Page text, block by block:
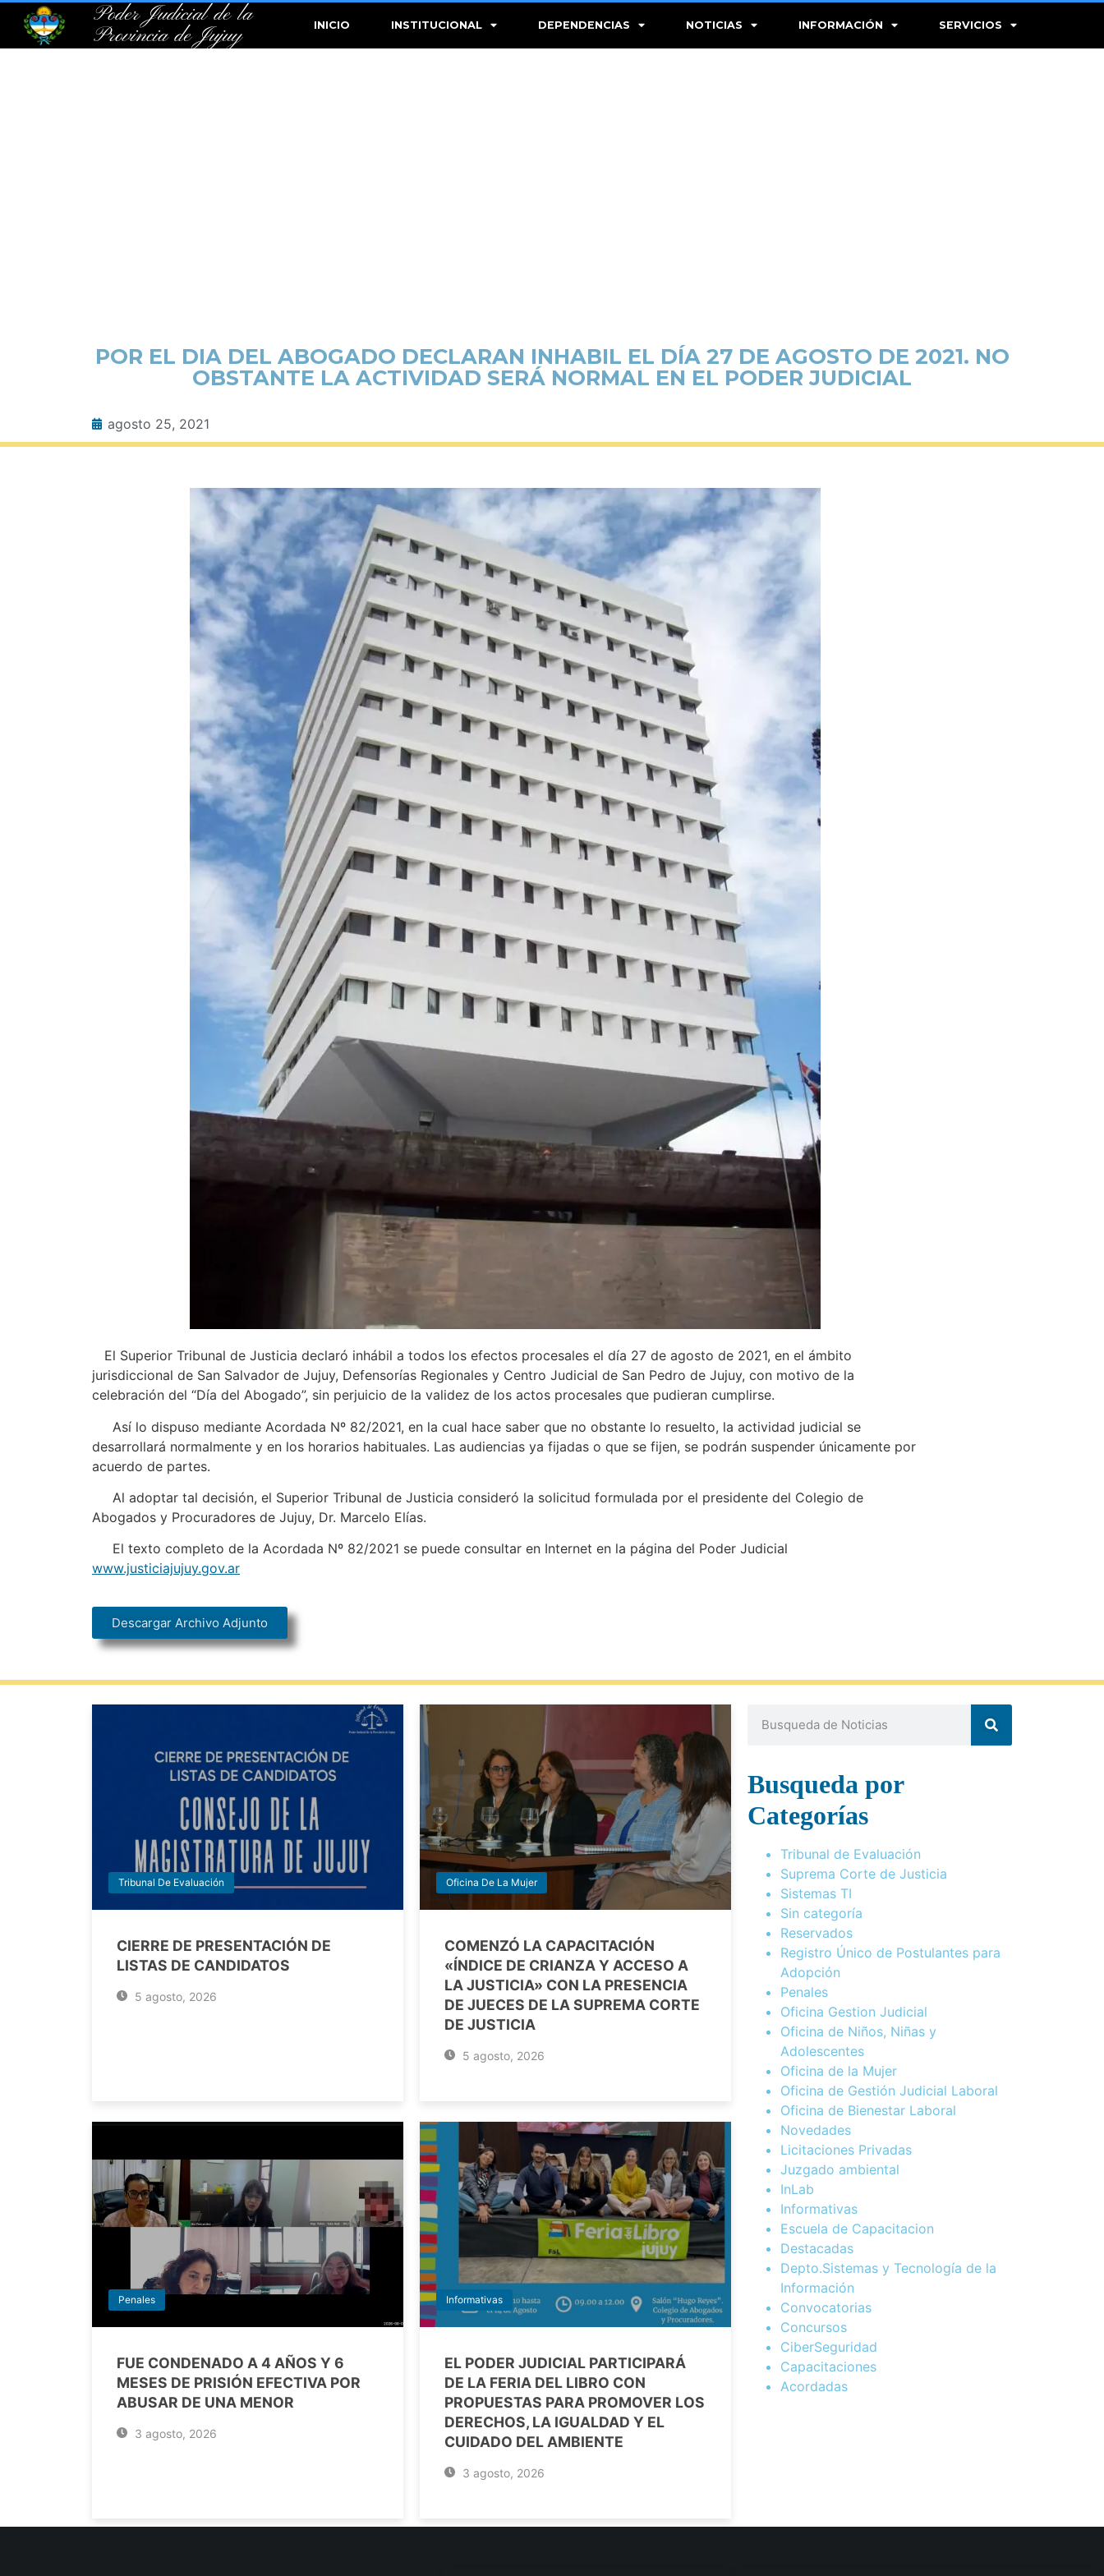
Poder Judicial de la
Provincia de Jujuy
INICIO INSTITUCIONAL DEPENDENCIAS NOTICIAS INFORMACIÓN SERVICIOS
POR EL DIA DEL ABOGADO DECLARAN INHABIL EL DÍA 27 DE AGOSTO DE 2021. NO
OBSTANTE LA ACTIVIDAD SERÁ NORMAL EN EL PODER JUDICIAL
agosto 25, 2021
El Superior Tribunal de Justicia declaró inhábil a todos los efectos procesales el día 27 de agosto de 2021, en el ámbito
jurisdiccional de San Salvador de Jujuy, Defensorías Regionales y Centro Judicial de San Pedro de Jujuy, con motivo de la
celebración del “Día del Abogado”, sin perjuicio de la validez de los actos procesales que pudieran cumplirse.
Así lo dispuso mediante Acordada Nº 82/2021, en la cual hace saber que no obstante lo resuelto, la actividad judicial se
desarrollará normalmente y en los horarios habituales. Las audiencias ya fijadas o que se fijen, se podrán suspender únicamente por
acuerdo de partes.
Al adoptar tal decisión, el Superior Tribunal de Justicia consideró la solicitud formulada por el presidente del Colegio de
Abogados y Procuradores de Jujuy, Dr. Marcelo Elías.
El texto completo de la Acordada Nº 82/2021 se puede consultar en Internet en la página del Poder Judicial
www.justiciajujuy.gov.ar
Descargar Archivo Adjunto
Tribunal De Evaluación
CIERRE DE PRESENTACIÓN DE
LISTAS DE CANDIDATOS
5 agosto, 2026
Oficina De La Mujer
COMENZÓ LA CAPACITACIÓN
«ÍNDICE DE CRIANZA Y ACCESO A
LA JUSTICIA» CON LA PRESENCIA
DE JUECES DE LA SUPREMA CORTE
DE JUSTICIA
5 agosto, 2026
Penales
FUE CONDENADO A 4 AÑOS Y 6
MESES DE PRISIÓN EFECTIVA POR
ABUSAR DE UNA MENOR
3 agosto, 2026
Informativas
EL PODER JUDICIAL PARTICIPARÁ
DE LA FERIA DEL LIBRO CON
PROPUESTAS PARA PROMOVER LOS
DERECHOS, LA IGUALDAD Y EL
CUIDADO DEL AMBIENTE
3 agosto, 2026
Busqueda por
Categorías
Tribunal de Evaluación
Suprema Corte de Justicia
Sistemas TI
Sin categoría
Reservados
Registro Único de Postulantes para
Adopción
Penales
Oficina Gestion Judicial
Oficina de Niños, Niñas y
Adolescentes
Oficina de la Mujer
Oficina de Gestión Judicial Laboral
Oficina de Bienestar Laboral
Novedades
Licitaciones Privadas
Juzgado ambiental
InLab
Informativas
Escuela de Capacitacion
Destacadas
Depto.Sistemas y Tecnología de la
Información
Convocatorias
Concursos
CiberSeguridad
Capacitaciones
Acordadas